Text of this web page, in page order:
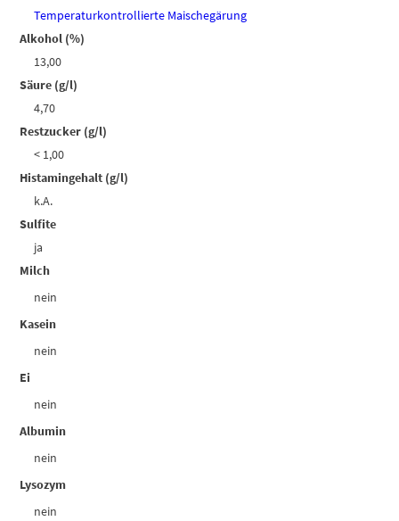
Temperaturkontrollierte Maischegärung
Alkohol (%)
13,00
Säure (g/l)
4,70
Restzucker (g/l)
< 1,00
Histamingehalt (g/l)
k.A.
Sulfite
ja
Milch
nein
Kasein
nein
Ei
nein
Albumin
nein
Lysozym
nein